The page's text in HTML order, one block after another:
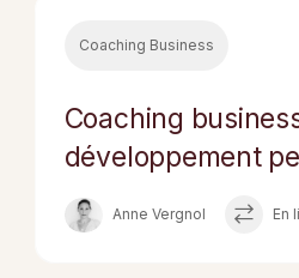
Coaching Business
Coaching
développement
Anne Vergnol En